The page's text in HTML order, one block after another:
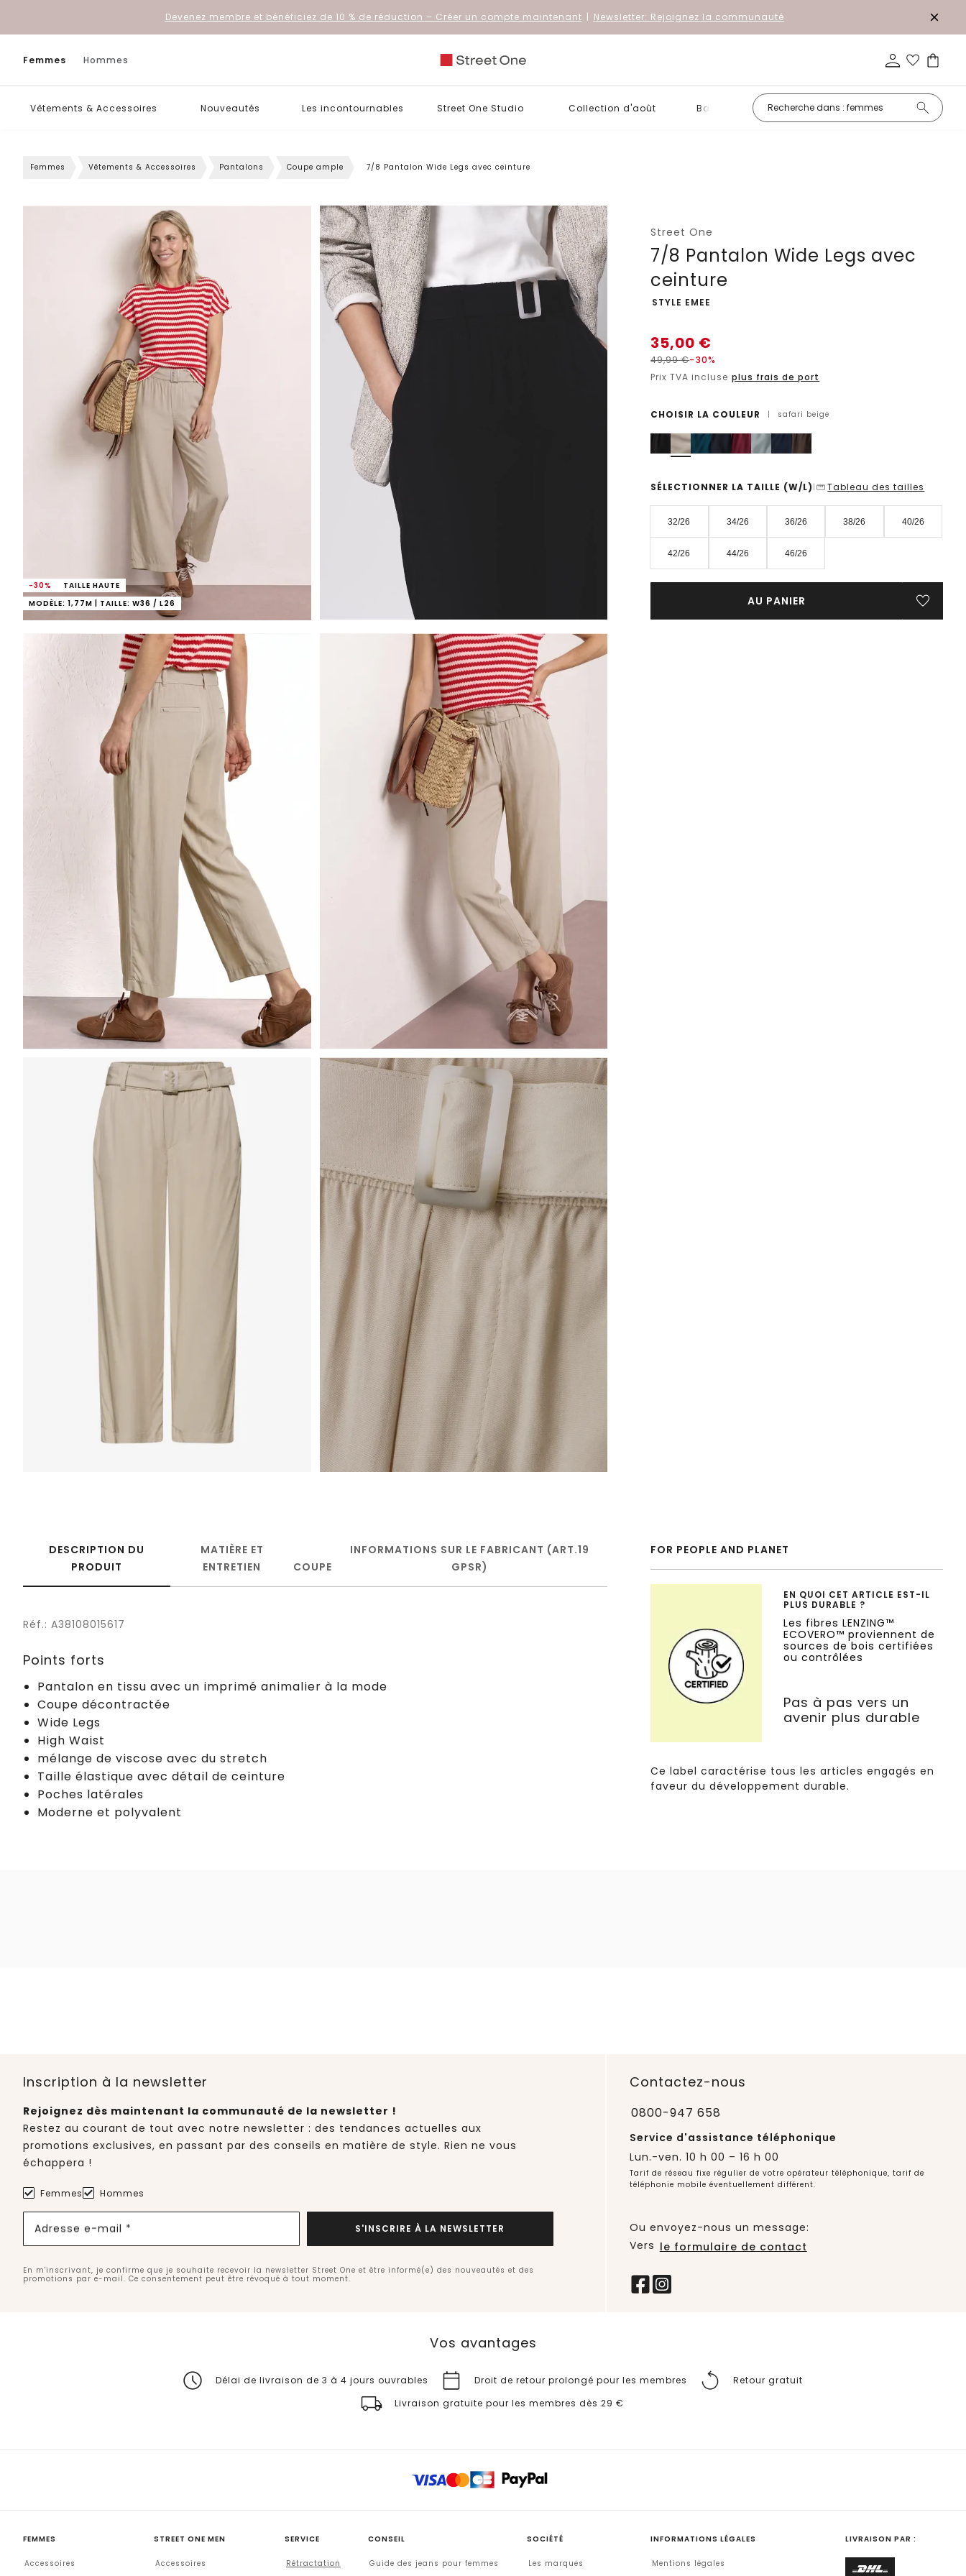
Devenez membre et bénéficiez de 10 % de réduction – Créer un compte maintenant | Newsletter: Rejoignez la communauté
Femmes Hommes
Vêtements & Accessoires Nouveautés Les incontournables Street One Studio Collection d'août Basiques Petits prix
Femmes Vêtements & Accessoires Pantalons Coupe ample 7/8 Pantalon Wide Legs avec ceinture
-30%
TAILLE HAUTE
MODÈLE: 1,77M | TAILLE: W36 / L26
Street One
7/8 Pantalon Wide Legs avec
ceinture
-
STYLE EMEE
35,00 €
49,99€-30%
Prix TVA incluse plus frais de port
CHOISIR LA COULEUR | safari beige
SÉLECTIONNER LA TAILLE (W/L) | Tableau des tailles
32/26 34/26 36/26 38/26 40/26
42/26 44/26 46/26
AU PANIER
DESCRIPTION DU
PRODUIT
MATIÈRE ET
ENTRETIEN
COUPE
INFORMATIONS SUR LE FABRICANT (ART.19
GPSR)
Réf.: A38108015617
Points forts
Pantalon en tissu avec un imprimé animalier à la mode
Coupe décontractée
Wide Legs
High Waist
mélange de viscose avec du stretch
Taille élastique avec détail de ceinture
Poches latérales
Moderne et polyvalent
FOR PEOPLE AND PLANET
EN QUOI CET ARTICLE EST-IL
PLUS DURABLE ?
Les fibres LENZING™
ECOVERO™ proviennent de
sources de bois certifiées
ou contrôlées
Pas à pas vers un
avenir plus durable
Ce label caractérise tous les articles engagés en
faveur du développement durable.
Inscription à la newsletter
Rejoignez dès maintenant la communauté de la newsletter !
Restez au courant de tout avec notre newsletter : des tendances actuelles aux
promotions exclusives, en passant par des conseils en matière de style. Rien ne vous
échappera !
Femmes Hommes
Adresse e-mail * S'INSCRIRE À LA NEWSLETTER
En m'inscrivant, je confirme que je souhaite recevoir la newsletter Street One et être informé(e) des nouveautés et des
promotions par e-mail. Ce consentement peut être révoqué à tout moment.
Contactez-nous
0800-947 658
Service d'assistance téléphonique
Lun.-ven. 10 h 00 – 16 h 00
Tarif de réseau fixe régulier de votre opérateur téléphonique, tarif de
téléphonie mobile éventuellement différent.
Ou envoyez-nous un message:
Vers le formulaire de contact
Vos avantages
Délai de livraison de 3 à 4 jours ouvrables Droit de retour prolongé pour les membres
Retour gratuit
Livraison gratuite pour les membres dès 29 €
FEMMES
Accessoires
STREET ONE MEN
Accessoires
SERVICE
Rétractation
CONSEIL
Guide des jeans pour femmes
SOCIÉTÉ
Les marques
INFORMATIONS LÉGALES
Mentions lègales
LIVRAISON PAR :